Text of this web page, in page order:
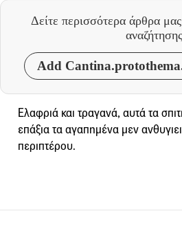
Δείτε περισσότερα άρθρα μας
αναζήτησης
Add
Ελαφριά και τραγανά, αυτά τα
επάξια τα αγαπημένα μεν
περιπτέρου.